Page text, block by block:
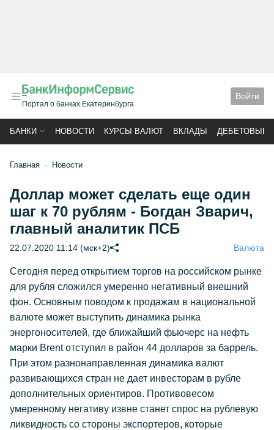
Портал о банках Екатеринбурга
Войти
БАНКИ НОВОСТИ КУРСЫ ВАЛЮТ ВКЛАДЫ ДЕБЕТОВЫЕ
Главная Новости
Доллар может сделать еще один
шаг к 70 рублям - Богдан Зварич,
главный аналитик ПСБ
22.07.2020 11:14 (мск+2) Валюта
Сегодня перед открытием торгов на российском рынке
для рубля сложился умеренно негативный внешний
фон. Основным поводом к продажам в национальной
валюте может выступить динамика рынка
энергоносителей, где ближайший фьючерс на нефть
марки Brent отступил в район 44 долларов за баррель.
При этом разнонаправленная динамика валют
развивающихся стран не дает инвесторам в рубле
дополнительных ориентиров. Противовесом
умеренному негативу извне станет спрос на рублевую
ликвидность со стороны экспортеров, которые